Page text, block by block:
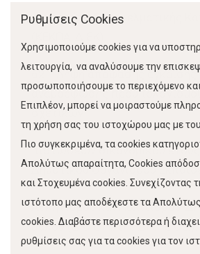
Ινστιτούτο Επαγγελματικής
62 Λήψη απόφασης έγκρισης
αναμόρφωσης
σχετικών
πιστώσεων οικονομικού
Δημοτικού Οργανισμού
Αθλητισμού και Πολιτισμού-
Βόλου (Δ.Ο.Ε.Π.Α.Π.-ΔΗ.ΠΕ.ΘΕ.).
Ρυθμίσεις Cookies
Χρησιμοποιούμε cookies για να
λειτουργία, να αναλύσουμε την
προσωποποιήσουμε το περιεχόμενο και
Επιπλέον, μπορεί να μοιραστούμε
τη χρήση σας του ιστοχώρου μας με
Πιο συγκεκριμένα, τα cookies
Απολύτως απαραίτητα, Cookies
και Στοχευμένα cookies. Συνεχίζοντας
ιστότοπο μας αποδέχεστε τα
cookies. Διαβάστε περισσότερα ή
ρυθμίσεις σας για τα cookies για τον